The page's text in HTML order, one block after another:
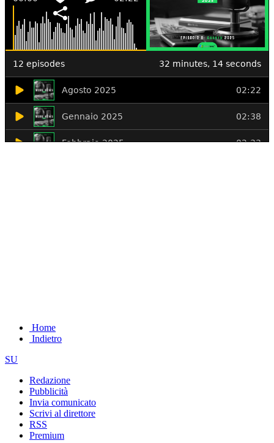
Home
Indietro
SU
Redazione
Pubblicità
Invia comunicato
Scrivi al direttore
RSS
Premium